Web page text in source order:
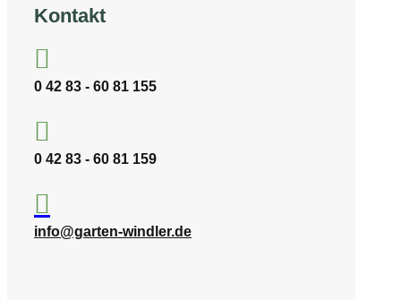
Kontakt

0 42 83 - 60 81 155

0 42 83 - 60 81 159

info@garten-windler.de